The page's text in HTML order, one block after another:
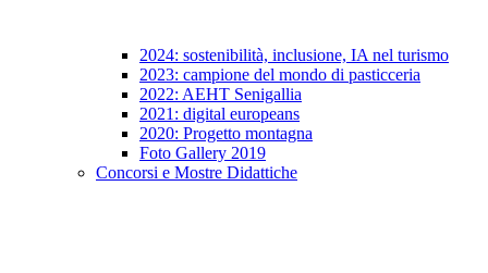
2024: sostenibilità, inclusione, IA nel turismo
2023: campione del mondo di pasticceria
2022: AEHT Senigallia
2021: digital europeans
2020: Progetto montagna
Foto Gallery 2019
Concorsi e Mostre Didattiche